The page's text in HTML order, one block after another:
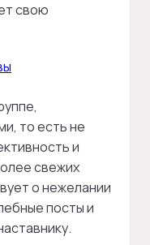
свою
то есть не
и
свежих
о нежелании
посты и